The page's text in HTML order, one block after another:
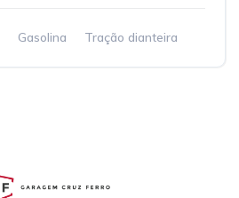
Gasolina Tração dianteira